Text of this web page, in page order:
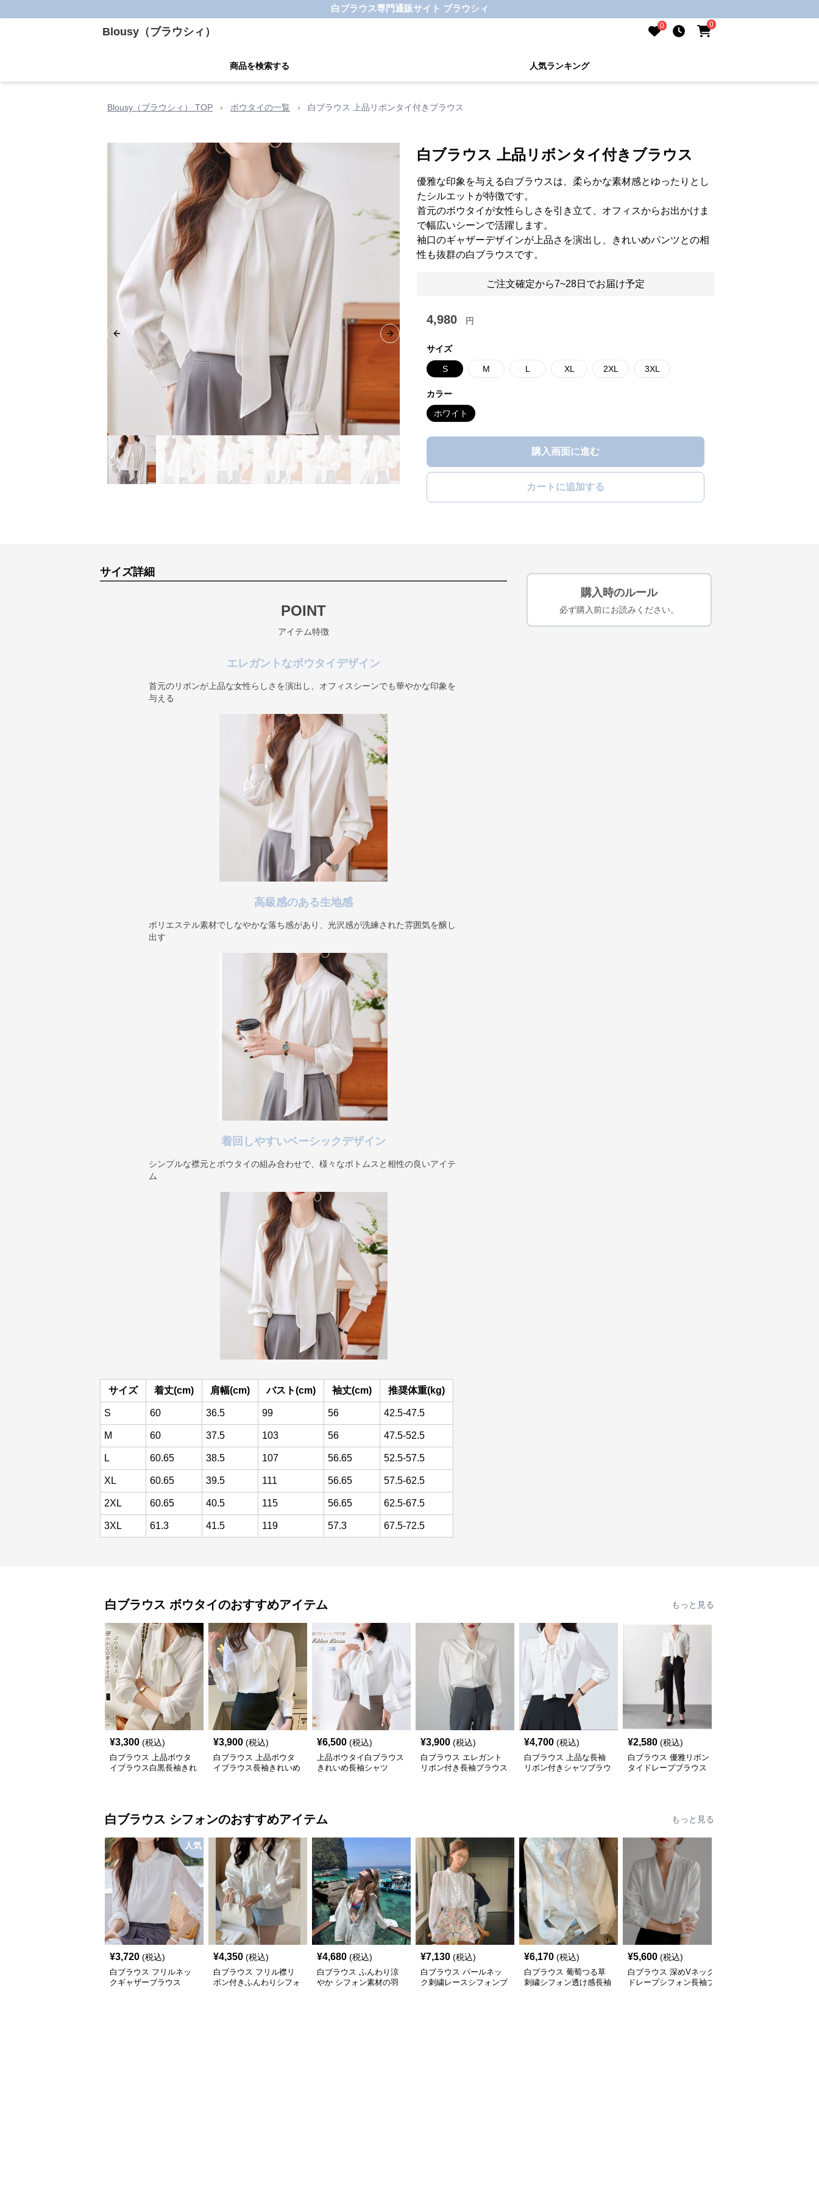
白ブラウス専門通販サイト ブラウシィ
Blousy（ブラウシィ） 0 0
商品を検索する 人気ランキング
Blousy（ブラウシィ） TOP › ボウタイの一覧 › 白ブラウス 上品リボンタイ付きブラウス
Previous slide Next slide
白ブラウス 上品リボンタイ付きブラウス
優雅な印象を与える白ブラウスは、柔らかな素材感とゆったりとし
たシルエットが特徴です。
首元のボウタイが女性らしさを引き立て、オフィスからお出かけま
で幅広いシーンで活躍します。
袖口のギャザーデザインが上品さを演出し、きれいめパンツとの相
性も抜群の白ブラウスです。
ご注文確定から7~28日でお届け予定
4,980 円
サイズ
S M L XL 2XL 3XL
カラー
ホワイト
購入画面に進む
カートに追加する
サイズ詳細
POINT
アイテム特徴
エレガントなボウタイデザイン
首元のリボンが上品な女性らしさを演出し、オフィスシーンでも華やかな印象を
与える
高級感のある生地感
ポリエステル素材でしなやかな落ち感があり、光沢感が洗練された雰囲気を醸し
出す
着回しやすいベーシックデザイン
シンプルな襟元とボウタイの組み合わせで、様々なボトムスと相性の良いアイテ
ム
サイズ 着丈(cm) 肩幅(cm) バスト(cm) 袖丈(cm) 推奨体重(kg)
S 60 36.5 99 56 42.5-47.5
M 60 37.5 103 56 47.5-52.5
L 60.65 38.5 107 56.65 52.5-57.5
XL 60.65 39.5 111 56.65 57.5-62.5
2XL 60.65 40.5 115 56.65 62.5-67.5
3XL 61.3 41.5 119 57.3 67.5-72.5
購入時のルール
必ず購入前にお読みください。
白ブラウス ボウタイのおすすめアイテム もっと見る
¥3,300 (税込)
白ブラウス 上品ボウタ
イブラウス白黒長袖きれ
¥3,900 (税込)
白ブラウス 上品ボウタ
イブラウス長袖きれいめ
¥6,500 (税込)
上品ボウタイ白ブラウス
きれいめ長袖シャツ
¥3,900 (税込)
白ブラウス エレガント
リボン付き長袖ブラウス
¥4,700 (税込)
白ブラウス 上品な長袖
リボン付きシャツブラウ
¥2,580 (税込)
白ブラウス 優雅リボン
タイドレープブラウス
白ブラウス シフォンのおすすめアイテム もっと見る
人気
¥3,720 (税込)
白ブラウス フリルネッ
クギャザーブラウス
¥4,350 (税込)
白ブラウス フリル襟リ
ボン付きふんわりシフォ
¥4,680 (税込)
白ブラウス ふんわり涼
やか シフォン素材の羽
¥7,130 (税込)
白ブラウス パールネッ
ク刺繍レースシフォンブ
¥6,170 (税込)
白ブラウス 葡萄つる草
刺繍シフォン透け感長袖
¥5,600 (税込)
白ブラウス 深めVネック
ドレープシフォン長袖ブ